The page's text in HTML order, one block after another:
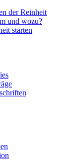
der Reinheit
und wozu?
starten